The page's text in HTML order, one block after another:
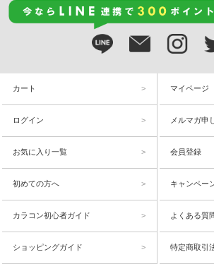
カート マイページ
ログイン メルマガ申
お気に入り一覧 会員登録
初めての方へ キャンペー
カラコン初心者ガイド よくある質
ショッピングガイド 特定商取引